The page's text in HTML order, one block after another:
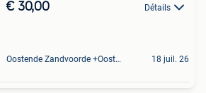
€ 30,00 Détails
Oostende Zandvoorde +Oostende 18 juil. 26